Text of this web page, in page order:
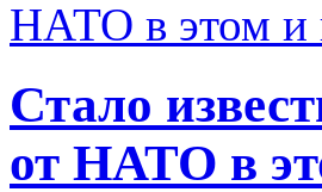
Стало
от НАТО в